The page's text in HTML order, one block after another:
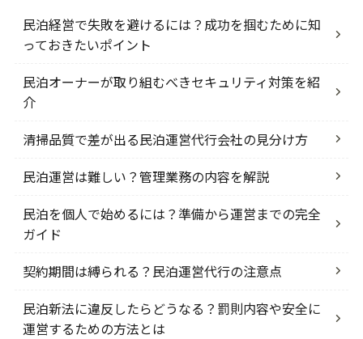
民泊経営で失敗を避けるには？成功を掴むために知
っておきたいポイント
民泊オーナーが取り組むべきセキュリティ対策を紹
介
清掃品質で差が出る民泊運営代行会社の見分け方
民泊運営は難しい？管理業務の内容を解説
民泊を個人で始めるには？準備から運営までの完全
ガイド
契約期間は縛られる？民泊運営代行の注意点
民泊新法に違反したらどうなる？罰則内容や安全に
運営するための方法とは